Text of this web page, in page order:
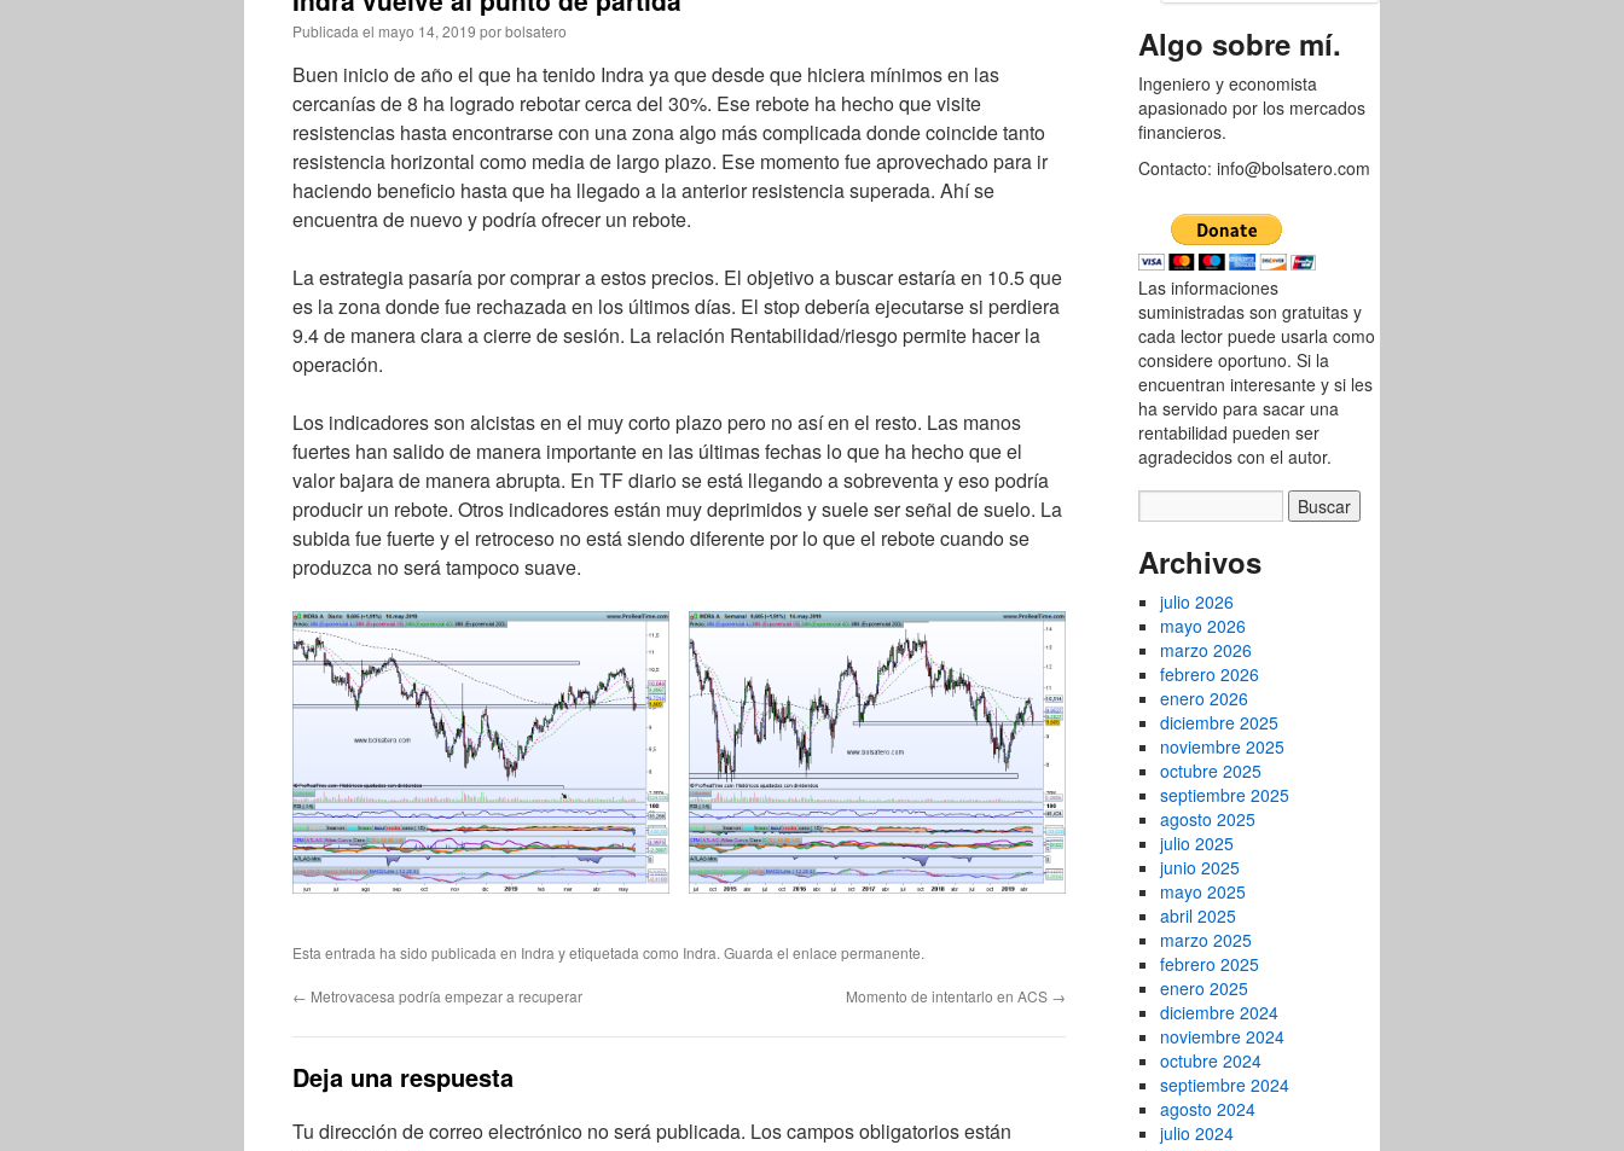
Publicada el mayo 14, 2019 porbolsatero
Buen inicio de año el que ha tenido Indra ya que desde que hiciera mínimos en las
cercanías de 8 ha logrado rebotar cerca del 30%. Ese rebote ha hecho que visite
resistencias hasta encontrarse con una zona algo más complicada donde coincide tanto
resistencia horizontal como media de largo plazo. Ese momento fue aprovechado para ir
haciendo beneficio hasta que ha llegado a la anterior resistencia superada. Ahí se
encuentra de nuevo y podría ofrecer un rebote.
La estrategia pasaría por comprar a estos precios. El objetivo a buscar estaría en 10.5 que
es la zona donde fue rechazada en los últimos días. El stop debería ejecutarse si perdiera
9.4 de manera clara a cierre de sesión. La relación Rentabilidad/riesgo permite hacer la
operación.
Los indicadores son alcistas en el muy corto plazo pero no así en el resto. Las manos
fuertes han salido de manera importante en las últimas fechas lo que ha hecho que el
valor bajara de manera abrupta. En TF diario se está llegando a sobreventa y eso podría
producir un rebote. Otros indicadores están muy deprimidos y suele ser señal de suelo. La
subida fue fuerte y el retroceso no está siendo diferente por lo que el rebote cuando se
produzca no será tampoco suave.
Esta entrada ha sido publicada en Indra y etiquetada como Indra. Guarda el enlace permanente.
← Metrovacesa podría empezar a recuperar Momento de intentarlo en ACS →
Deja una respuesta
Tu dirección de correo electrónico no será publicada. Los campos obligatorios están
Algo sobre mí.
Ingeniero y economista
apasionado por los mercados
financieros.
Contacto: info@bolsatero.com
Las informaciones
suministradas son gratuitas y
cada lector puede usarla como
considere oportuno. Si la
encuentran interesante y si les
ha servido para sacar una
rentabilidad pueden ser
agradecidos con el autor.
Archivos
julio 2026
mayo 2026
marzo 2026
febrero 2026
enero 2026
diciembre 2025
noviembre 2025
octubre 2025
septiembre 2025
agosto 2025
julio 2025
junio 2025
mayo 2025
abril 2025
marzo 2025
febrero 2025
enero 2025
diciembre 2024
noviembre 2024
octubre 2024
septiembre 2024
agosto 2024
julio 2024